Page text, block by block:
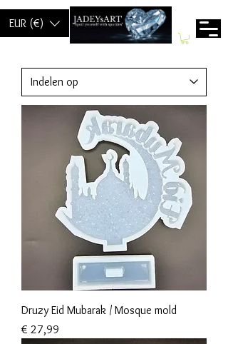
EUR (€)
Druzy Eid Mubarak / Mosque mold
Prijs
€ 27,99